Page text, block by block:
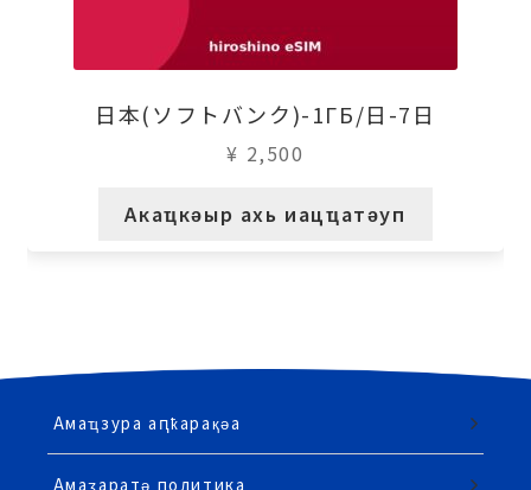
日本(ソフトバンク)-1ГБ/日-7日
¥ 2,500
Акаҵкәыр ахь иацҵатәуп
Амаҵзура аԥҟарақәа
Амаӡаратә политика